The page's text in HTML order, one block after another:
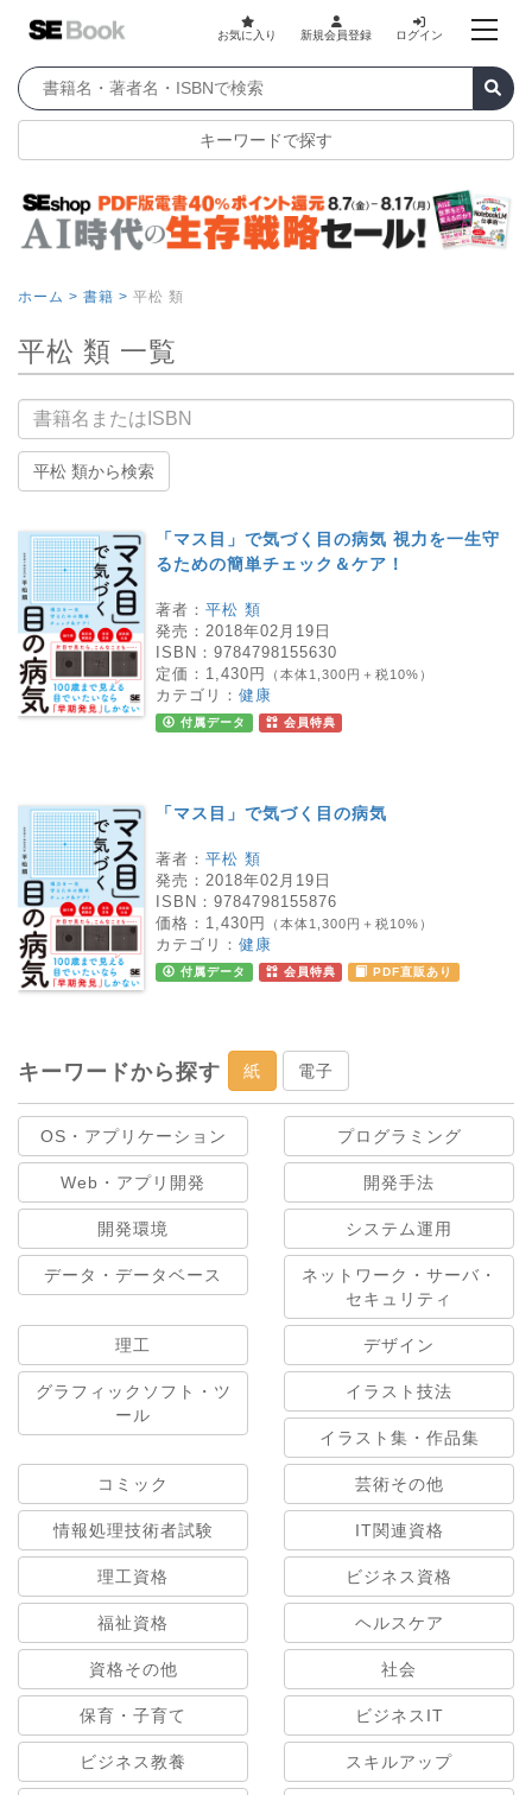
お気に入り 新規会員登録 ログイン
キーワードで探す
ホーム > 書籍 > 平松 類
平松 類 一覧
書籍名
平松 類から検索
「マス目」で気づく目の病気 視力を一生守
るための簡単チェック＆ケア！
著者： 平松 類
発売： 2018年02月19日
ISBN： 9784798155630
定価： 1,430円 （本体1,300円＋税10%）
カテゴリ： 健康
付属データ 会員特典
「マス目」で気づく目の病気
著者： 平松 類
発売： 2018年02月19日
ISBN： 9784798155876
価格： 1,430円 （本体1,300円＋税10%）
カテゴリ： 健康
付属データ 会員特典 PDF直販あり
キーワードから探す 紙 電子
OS・アプリケーション プログラミング
Web・アプリ開発 開発手法
開発環境 システム運用
データ・データベース
ネットワーク・サーバ・
セキュリティ
理工 デザイン
グラフィックソフト・ツ
ール
イラスト技法
イラスト集・作品集
コミック 芸術その他
情報処理技術者試験 IT関連資格
理工資格 ビジネス資格
福祉資格 ヘルスケア
資格その他 社会
保育・子育て ビジネスIT
ビジネス教養 スキルアップ